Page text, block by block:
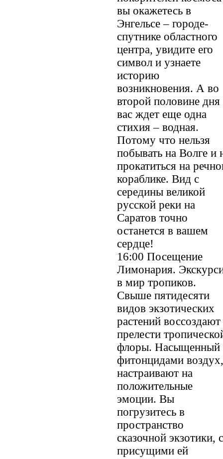
вы окажетесь в
Энгельсе – городе-
спутнике областного
центра, увидите его
символ и узнаете
историю
возникновения. А во
второй половине дня
вас ждет еще одна
стихия – водная.
Потому что нельзя
побывать на Волге и
прокатиться на
кораблике. Вид с
середины великой
русской реки на
Саратов точно
останется в вашем
сердце!
16:00 Посещение
Лимонария.
в мир тропиков.
Свыше пятидесяти
видов экзотических
растений воссоздают
прелести
флоры. Насыщенный
фитонцидами воздух,
настраивают на
положительные
эмоции. Вы
погрузитесь в
пространство
сказочной экзотики, с
присущими ей